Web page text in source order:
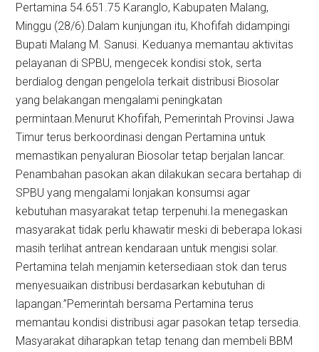
Pertamina 54.651.75 Karanglo, Kabupaten Malang,
Minggu (28/6).Dalam kunjungan itu, Khofifah didampingi
Bupati Malang M. Sanusi. Keduanya memantau aktivitas
pelayanan di SPBU, mengecek kondisi stok, serta
berdialog dengan pengelola terkait distribusi Biosolar
yang belakangan mengalami peningkatan
permintaan.Menurut Khofifah, Pemerintah Provinsi Jawa
Timur terus berkoordinasi dengan Pertamina untuk
memastikan penyaluran Biosolar tetap berjalan lancar.
Penambahan pasokan akan dilakukan secara bertahap di
SPBU yang mengalami lonjakan konsumsi agar
kebutuhan masyarakat tetap terpenuhi.Ia menegaskan
masyarakat tidak perlu khawatir meski di beberapa lokasi
masih terlihat antrean kendaraan untuk mengisi solar.
Pertamina telah menjamin ketersediaan stok dan terus
menyesuaikan distribusi berdasarkan kebutuhan di
lapangan.”Pemerintah bersama Pertamina terus
memantau kondisi distribusi agar pasokan tetap tersedia.
Masyarakat diharapkan tetap tenang dan membeli BBM